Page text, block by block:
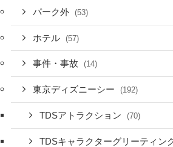
パーク外 (53)
ホテル (57)
事件・事故 (14)
東京ディズニーシー (192)
TDSアトラクション (70)
TDSキャラクターグリーティン